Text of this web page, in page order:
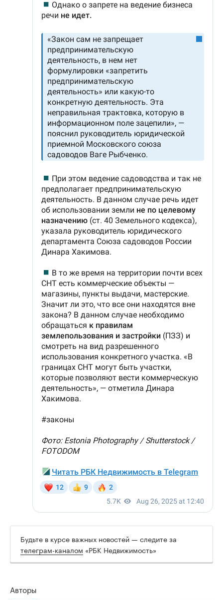
Будьте в курсе важных новостей — следите за
телеграм-каналом «РБК Недвижимость»
Авторы